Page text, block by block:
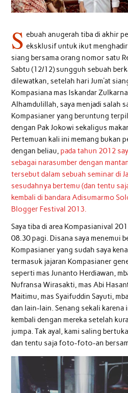
S ebuah anugerah tiba di akhir
eksklusif untuk ikut
siang bersama orang nomor satu
Sabtu (12/12) sungguh sebuah
dilewatkan, setelah hari Jum’at
Kompasiana mas Iskandar
Alhamdulillah, saya menjadi salah
Kompasianer yang beruntung
dengan Pak Jokowi sekaligus
Pertemuan kali ini memang bukan
dengan beliau, pada tahun 2012
sebagai narasumber dengan
tersebut dalam sebuah seminar di
sesudahnya bertemu (dan tentu
kembali di bandara Adisumarmo
Blogger Festival 2013.
Saya tiba di area Kompasianival
08.30 pagi. Disana saya menemui
Kompasianer yang sudah saya
termasuk jajaran Kompasianer
seperti mas Junanto Herdiawan,
Nufransa Wirasakti, mas Abi
Maitimu, mas Syaifuddin Sayuti,
dan lain-lain. Senang sekali karena
kembali dengan mereka setelah
jumpa. Tak ayal, kami saling
dan tentu saja foto-foto-an